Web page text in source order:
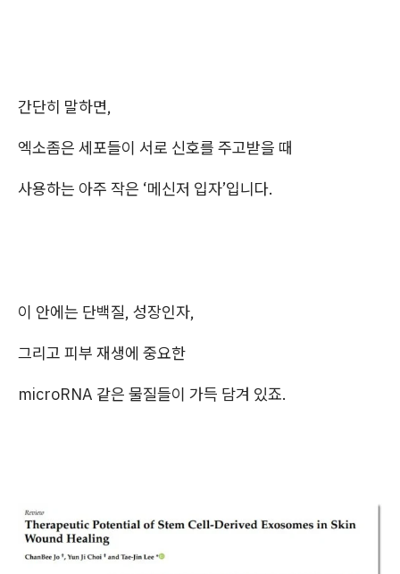
간단히 말하면,
엑소좀은 세포들이 서로 신호를 주고받을 때
사용하는 아주 작은 ‘메신저 입자’입니다.
이 안에는 단백질, 성장인자,
그리고 피부 재생에 중요한
microRNA 같은 물질들이 가득 담겨 있죠.